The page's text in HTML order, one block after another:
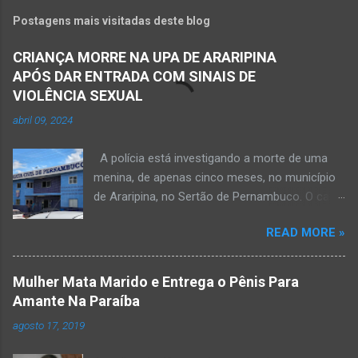
Postagens mais visitadas deste blog
CRIANÇA MORRE NA UPA DE ARARIPINA
APÓS DAR ENTRADA COM SINAIS DE
VIOLÊNCIA SEXUAL
abril 09, 2024
A polícia está investigando a morte de uma
menina, de apenas cinco meses, no município
de Araripina, no Sertão de Pernambuco. O caso
morte a esclarecer”. A PM diz que, na segunda-
feira (8), foi acionada para verificar uma
possível ocorrência de estupro de vulnerável,
na UPA da cidade, mas ao chegar ao local a
READ MORE »
Mulher Mata Marido e Entrega o Pênis Para
Amante Na Paraíba
agosto 17, 2019